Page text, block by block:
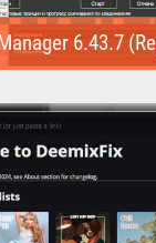
для...